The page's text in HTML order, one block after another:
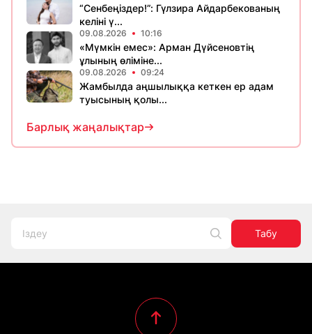
“Сенбеңіздер!”: Гүлзира Айдарбекованың
келіні ү...
09.08.2026 10:16
«Мүмкін емес»: Арман Дүйсеновтің
ұлының өліміне...
09.08.2026 09:24
Жамбылда аңшылыққа кеткен ер адам
туысының қолы...
Барлық жаңалықтар
Табу